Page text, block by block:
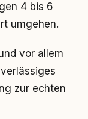
4 bis 6
umgehen.
vor allem
zur echten